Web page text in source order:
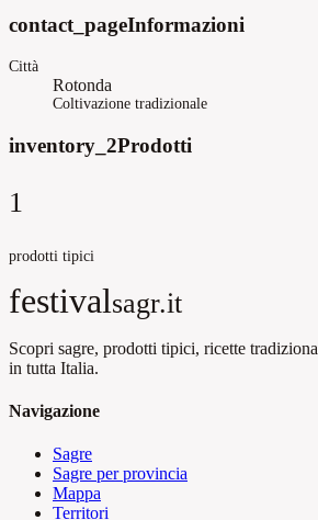
contact_pageInformazioni
Città
Rotonda
Coltivazione tradizionale
inventory_2Prodotti
1
prodotti tipici
festivalsagr.it
Scopri sagre, prodotti tipici, ricette
in tutta Italia.
Navigazione
Sagre
Sagre per provincia
Mappa
Territori